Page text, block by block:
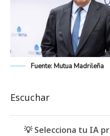
Fuente: Mutua Madrileña
Escuchar
💡 Selecciona tu IA